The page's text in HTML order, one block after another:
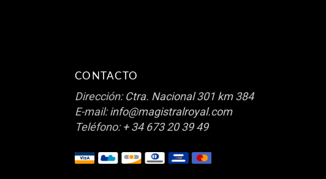
CONTACTO
Dirección:Ctra. Nacional 301 km 384
E-mail:info@magistralroyal.com
Teléfono:+ 34 673 20 39 49